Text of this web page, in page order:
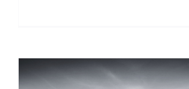
ClubTV